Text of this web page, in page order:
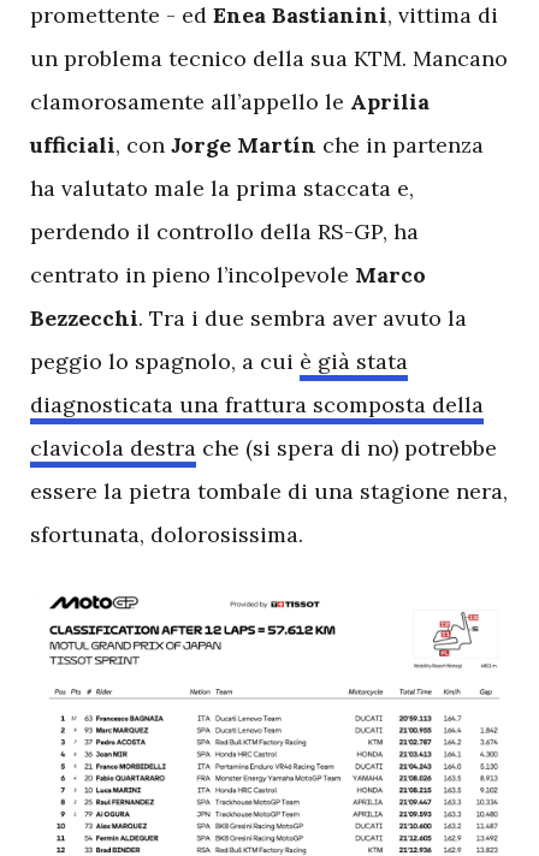
promettente - ed Enea Bastianini, vittima di
un problema tecnico della sua KTM. Mancano
clamorosamente all’appello le Aprilia
ufficiali, con Jorge Martín che in partenza
ha valutato male la prima staccata e,
perdendo il controllo della RS-GP, ha
centrato in pieno l’incolpevole Marco
Bezzecchi. Tra i due sembra aver avuto la
peggio lo spagnolo, a cui è già stata
diagnosticata una frattura scomposta della
clavicola destra che (si spera di no) potrebbe
essere la pietra tombale di una stagione nera,
sfortunata, dolorosissima.